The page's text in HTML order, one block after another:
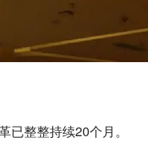
已整整持续20个月。